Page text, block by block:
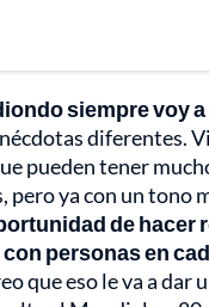
siempre voy
diferentes.
pueden tener
pero ya con un tono
de hacer
personas en
que eso le va a dar